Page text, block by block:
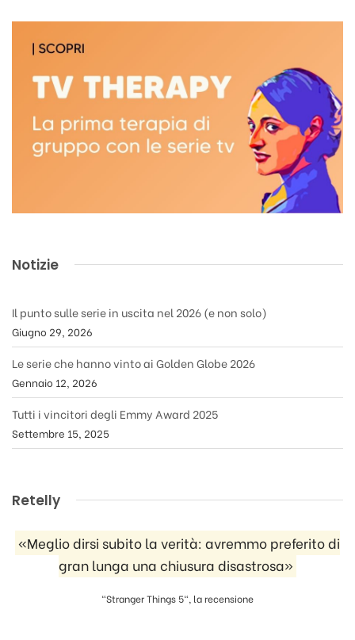
Notizie
Il punto sulle serie in uscita nel 2026 (e non solo)
Giugno 29, 2026
Le serie che hanno vinto ai Golden Globe 2026
Gennaio 12, 2026
Tutti i vincitori degli Emmy Award 2025
Settembre 15, 2025
Retelly
«Meglio dirsi subito la verità: avremmo preferito di
gran lunga una chiusura disastrosa»
"Stranger Things 5", la recensione